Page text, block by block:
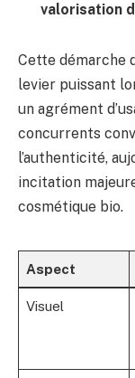
valorisation
Cette démarche
levier puissant
un agrément
concurrents
l’authenticité,
incitation
cosmétique bio.
Aspect
Visuel